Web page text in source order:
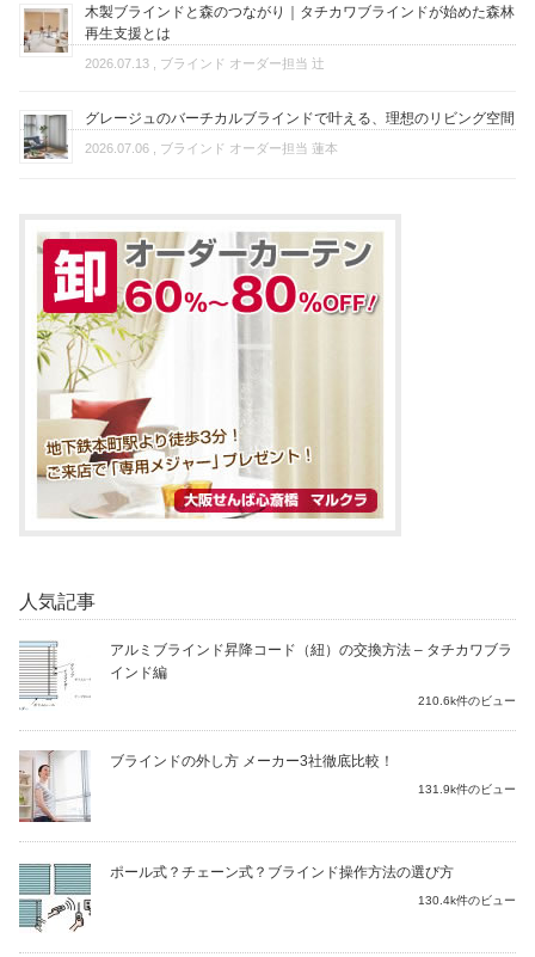
木製ブラインドと森のつながり｜タチカワブラインドが始めた森林
再生支援とは
2026.07.13 , ブラインド オーダー担当 辻
グレージュのバーチカルブラインドで叶える、理想のリビング空間
2026.07.06 , ブラインド オーダー担当 蓮本
人気記事
アルミブラインド昇降コード（紐）の交換方法 – タチカワブラ
インド編
210.6k件のビュー
ブラインドの外し方 メーカー3社徹底比較！
131.9k件のビュー
ポール式？チェーン式？ブラインド操作方法の選び方
130.4k件のビュー